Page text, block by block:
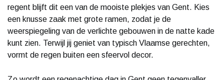
regent blijft dit een van de mooiste plekjes van Gent. Kies
een knusse zaak met grote ramen, zodat je de
weerspiegeling van de verlichte gebouwen in de natte kade
kunt zien. Terwijl jij geniet van typisch Vlaamse gerechten,
vormt de regen buiten een sfeervol decor.